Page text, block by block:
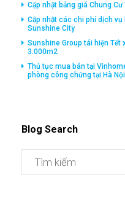
Cập nhật bảng giá Chung
Cập nhật các chi phí dịch
Sunshine City
Sunshine Group tái hiện Tết
3.000m2
Thủ tục mua bán tại
phòng công chứng tại Hà Nội
Blog Search